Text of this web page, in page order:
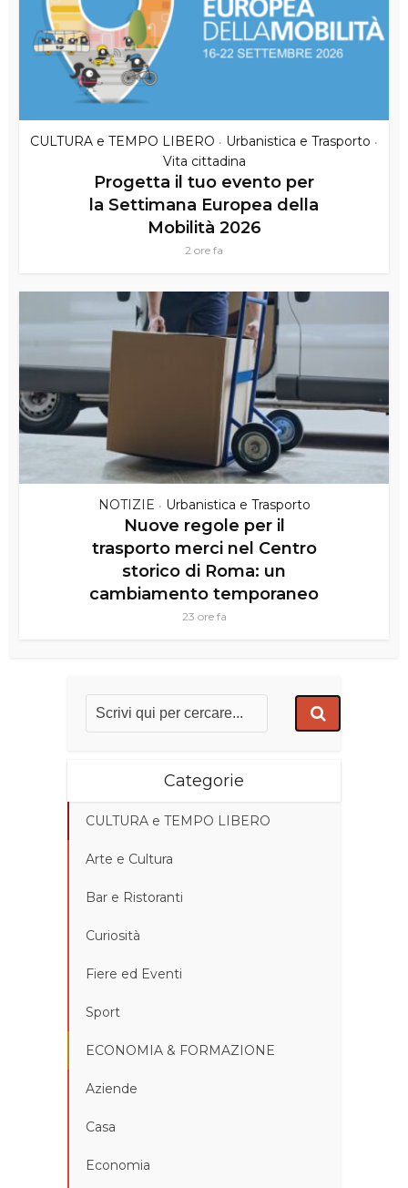
CULTURA e TEMPO LIBERO • Urbanistica e Trasporto •
Vita cittadina
Progetta il tuo evento per
la Settimana Europea della
Mobilità 2026
2 ore fa
NOTIZIE • Urbanistica e Trasporto
Nuove regole per il
trasporto merci nel Centro
storico di Roma: un
cambiamento temporaneo
23 ore fa
Categorie
CULTURA e TEMPO LIBERO
Arte e Cultura
Bar e Ristoranti
Curiosità
Fiere ed Eventi
Sport
ECONOMIA & FORMAZIONE
Aziende
Casa
Economia